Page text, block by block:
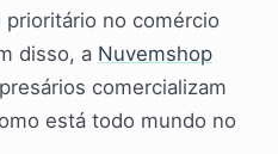
no comércio
disso, a Nuvemshop
comercializam
está todo mundo no